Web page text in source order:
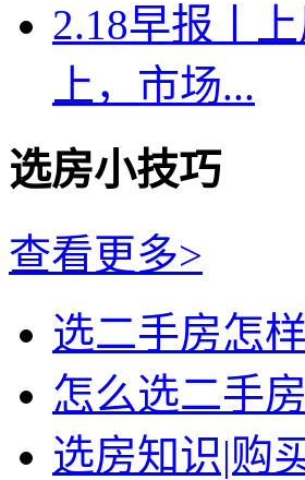
2.18早报丨
上，市场...
选房小技巧
查看更多>
选二手房怎
怎么选二手房
选房知识|购